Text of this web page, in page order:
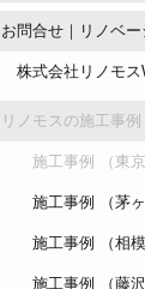
お問合せ｜リノベ
株式会社リノモス
リノモスの施工事例
施工事例 （東
施工事例 （茅
施工事例 （相
施工事例 （藤